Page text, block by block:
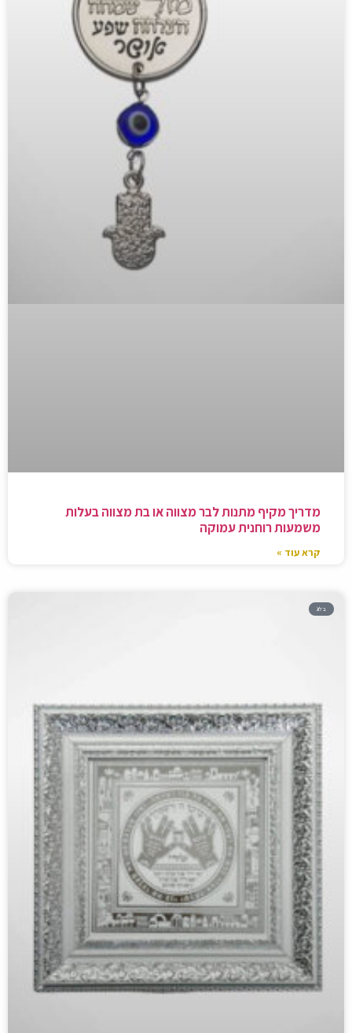
מדריך מקיף מתנות לבר מצווה או בת מצווה בעלות
משמעות רוחנית עמוקה
קרא עוד »